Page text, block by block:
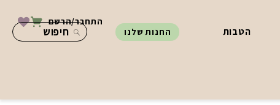
התחבר/הרשם
הטבות החנות שלנו